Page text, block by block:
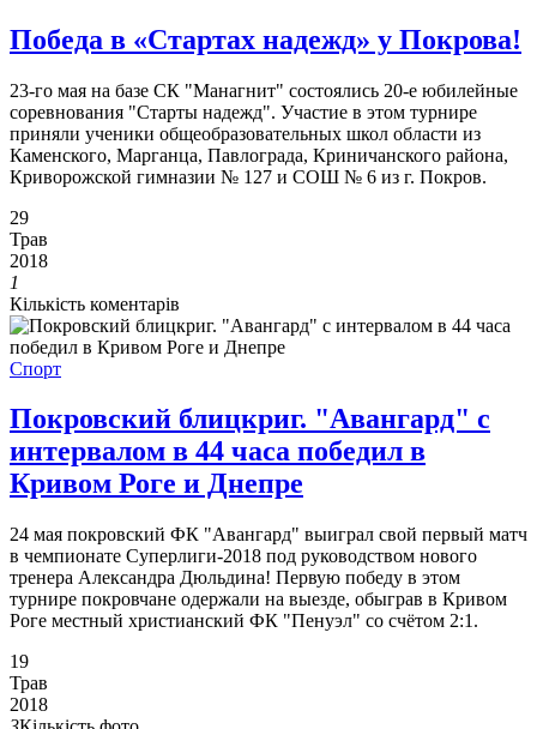
Победа в «Стартах надежд» у Покрова!
23-го мая на базе СК "Манагнит" состоялись 20-е юбилейные
соревнования "Старты надежд". Участие в этом турнире
приняли ученики общеобразовательных школ области из
Каменского, Марганца, Павлограда, Криничанского района,
Криворожской гимназии № 127 и СОШ № 6 из г. Покров.
29
Трав
2018
1
Кількість коментарів
Спорт
Покровский блицкриг. "Авангард" с
интервалом в 44 часа победил в
Кривом Роге и Днепре
24 мая покровский ФК "Авангард" выиграл свой первый матч
в чемпионате Суперлиги-2018 под руководством нового
тренера Александра Дюльдина! Первую победу в этом
турнире покровчане одержали на выезде, обыграв в Кривом
Роге местный христианский ФК "Пенуэл" со счётом 2:1.
19
Трав
2018